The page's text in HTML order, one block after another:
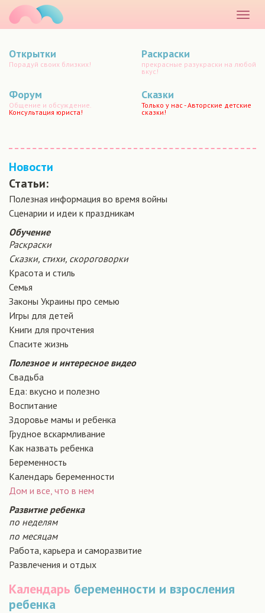
меню
Открытки
Порадуй своих близких!
Раскраски
прекрасные разукраски на любой
вкус!
Форум
Общение и обсуждение.
Консультация юриста!
Сказки
Только у нас - Авторские детские
сказки!
Новости
Статьи:
Полезная информация во время войны
Сценарии и идеи к праздникам
Обучение
Раскраски
Сказки, стихи, скороговорки
Красота и стиль
Семья
Законы Украины про семью
Игры для детей
Книги для прочтения
Спасите жизнь
Полезное и интересное видео
Свадьба
Еда: вкусно и полезно
Воспитание
Здоровье мамы и ребенка
Грудное вскармливание
Как назвать ребенка
Беременность
Календарь беременности
Дом и все, что в нем
Развитие ребенка
по неделям
по месяцам
Работа, карьера и саморазвитие
Развлечения и отдых
Календарь беременности и взросления
ребенка